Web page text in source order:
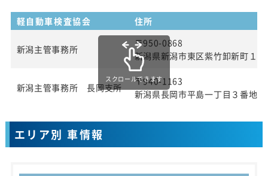
軽自動車検査協会 住所
新潟主管事務所
〒950-0868
新潟県新潟市東区紫竹卸新町１
新潟主管事務所 長岡支所
〒940-1163
新潟県長岡市平島一丁目３番地
スクロールできます
エリア別 車情報